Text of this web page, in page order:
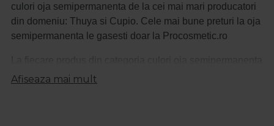
culori oja semipermanenta de la cei mai mari producatori
din domeniu: Thuya si Cupio. Cele mai bune preturi la oja
semipermanenta le gasesti doar la Procosmetic.ro
vei gasi o descriere detaliata astfel in cat sa sti
Afiseaza mai mult